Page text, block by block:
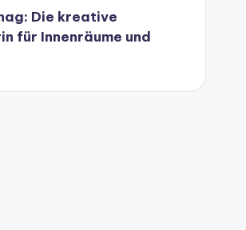
Die kreative
für Innenräume und